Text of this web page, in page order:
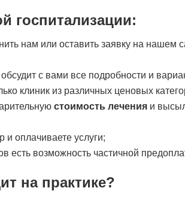
госпитализации:
нам или оставить заявку на нашем
с вами все подробности и
клиник из различных ценовых
стоимость лечения и
и оплачиваете услуги;
есть возможность частичной
на практике?